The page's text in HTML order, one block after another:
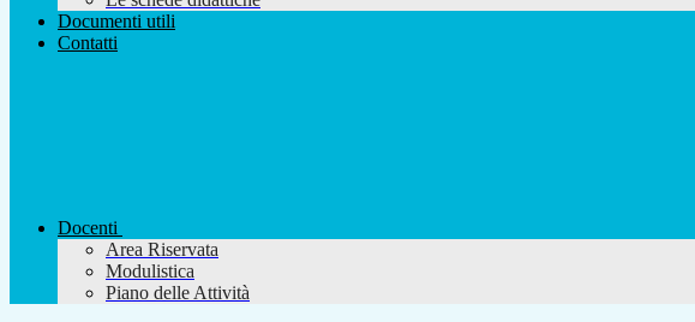
Documenti utili
Contatti
Docenti
Area Riservata
Modulistica
Piano delle Attività